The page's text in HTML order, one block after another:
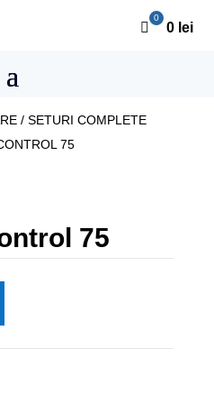
0 lei
/ SETURI COMPLETE
75
75